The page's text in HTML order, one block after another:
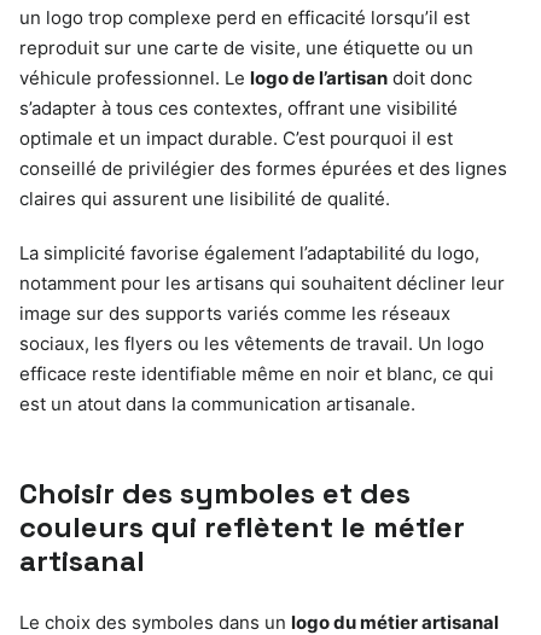
un logo trop complexe perd en efficacité lorsqu’il est
reproduit sur une carte de visite, une étiquette ou un
véhicule professionnel. Le logo de l’artisan doit donc
s’adapter à tous ces contextes, offrant une visibilité
optimale et un impact durable. C’est pourquoi il est
conseillé de privilégier des formes épurées et des lignes
claires qui assurent une lisibilité de qualité.
La simplicité favorise également l’adaptabilité du logo,
notamment pour les artisans qui souhaitent décliner leur
image sur des supports variés comme les réseaux
sociaux, les flyers ou les vêtements de travail. Un logo
efficace reste identifiable même en noir et blanc, ce qui
est un atout dans la communication artisanale.
Choisir des symboles et des
couleurs qui reflètent le métier
artisanal
Le choix des symboles dans un logo du métier artisanal